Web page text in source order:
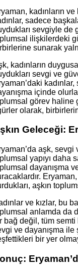
kadınların
sadece
sevgiyle de
ilişkilerdeki
sunarak
kadınların
sevgi ve
içinde
görev haline
olarak,
Geleceği:
aşk,
yapıyı daha
dayanışma
aşkın
ve kızlar, bu
anlamda da
bağ değil, tüm
ve dayanışma
bir yer